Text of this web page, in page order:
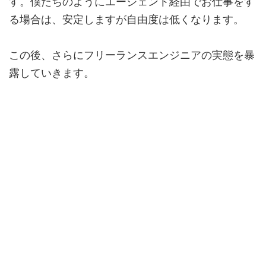
る場合は、安定しますが自由度は低くなります。
この後、さらにフリーランスエンジニアの実態を暴
露していきます。